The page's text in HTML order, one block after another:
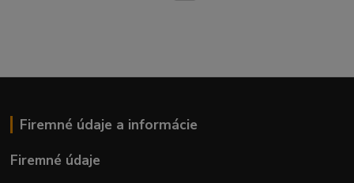
Firemné údaje a informácie
Firemné údaje